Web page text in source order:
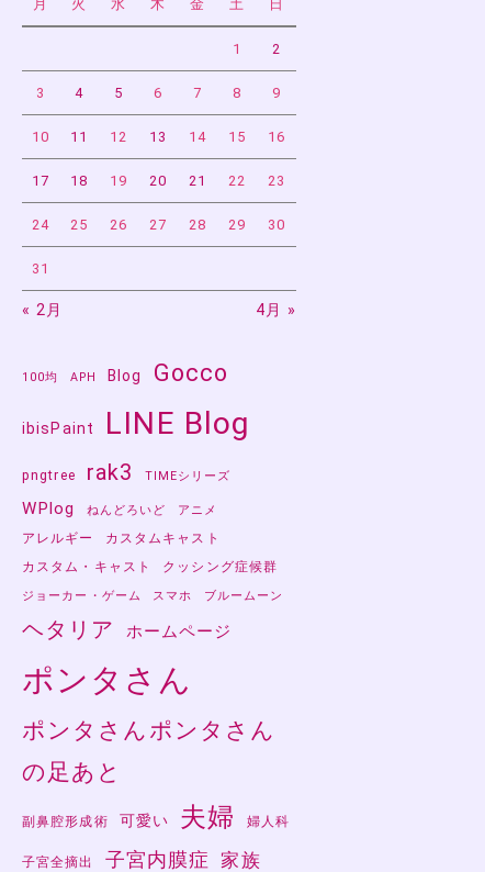
月 火 水 木 金 土 日
1 2
3 4 5 6 7 8 9
10 11 12 13 14 15 16
17 18 19 20 21 22 23
24 25 26 27 28 29 30
31
« 2月 4月 »
100均 APH Blog Gocco
ibisPaint LINE Blog
pngtree rak3 TIMEシリーズ
WPlog ねんどろいど アニメ
アレルギー
カスタムキャスト
カスタム・キャスト
クッシング症候群
ジョーカー・ゲーム スマホ ブルームーン
ヘタリア ホームページ
ポンタさん
ポンタさんポンタさん
の足あと
副鼻腔形成術 可愛い 夫婦 婦人科
子宮全摘出 子宮内膜症 家族